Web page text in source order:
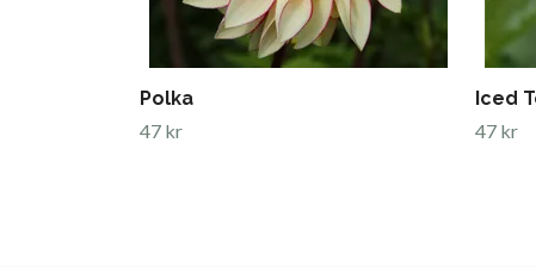
Polka
47 kr
Iced
47 kr